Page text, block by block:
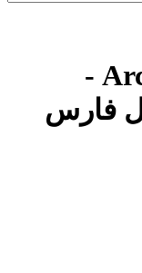
تصفیه آب و هوا Archives -
فارس